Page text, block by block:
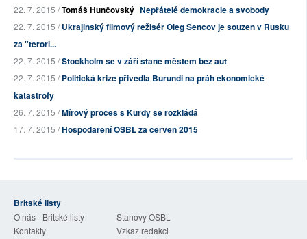
22. 7. 2015 /Tomáš Hunčovský Nepřátelé demokracie a svobody
22. 7. 2015 /Ukrajinský filmový režisér Oleg Sencov je souzen v Rusku
za "terori...
22. 7. 2015 /Stockholm se v září stane městem bez aut
22. 7. 2015 /Politická krize přivedla Burundi na práh ekonomické
katastrofy
26. 7. 2015 /Mírový proces s Kurdy se rozkládá
17. 7. 2015 /Hospodaření OSBL za červen 2015
Britské listy
O nás - Britské listy
Stanovy OSBL
Kontakty
Vzkaz redakci